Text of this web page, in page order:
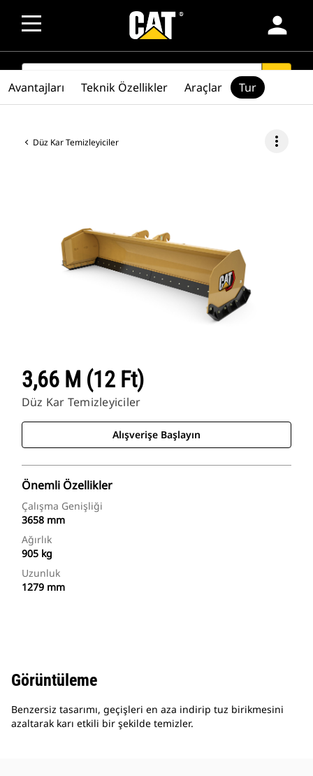
person
SEARCH
Düz Kar Temizleyiciler more_vert
3,66 M (12 Ft)
Düz Kar Temizleyiciler
Alışverişe Başlayın
Önemli Özellikler
Çalışma Genişliği
3658 mm
Ağırlık
905 kg
Uzunluk
1279 mm
Avantajları Teknik Özellikler Araçlar Tur
Görüntüleme
Benzersiz tasarımı, geçişleri en aza indirip tuz birikmesini
azaltarak karı etkili bir şekilde temizler.